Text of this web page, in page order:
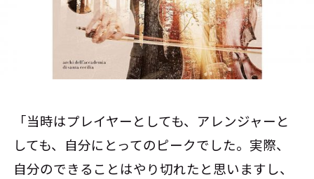
「当時はプレイヤーとしても、アレンジャーと
しても、自分にとってのピークでした。実際、
自分のできることはやり切れたと思いますし、